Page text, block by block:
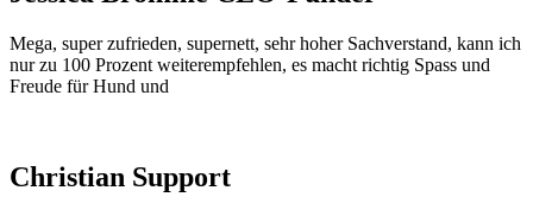
Mega, super zufrieden, supernett, sehr hoher Sachverstand, kann ich
nur zu 100 Prozent weiterempfehlen, es macht richtig Spass und
Freude für Hund und
Christian Support